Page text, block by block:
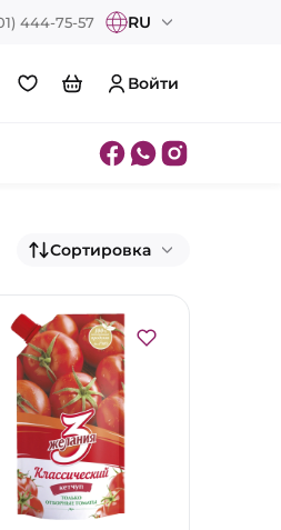
444-75-57 RU
Войти
Сортировка